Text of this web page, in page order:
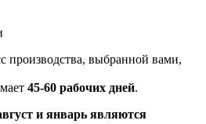
производства, выбранной вами,
45-60 рабочих дней.
и январь являются